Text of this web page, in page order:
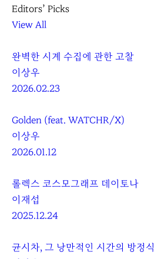
Editors’ Picks
View All
완벽한 시계 수집에 관한 고찰
이상우
2026.02.23
Golden (feat. WATCHR/X)
이상우
2026.01.12
롤렉스 코스모그래프 데이토나
이재섭
2025.12.24
균시차, 그 낭만적인 시간의 방정식